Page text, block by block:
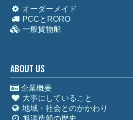
オーダーメイド
PCCとRORO
一般貨物船
ABOUT US
企業概要
大事にしていること
地域・社会とのかかわり
旭洋造船の歴史